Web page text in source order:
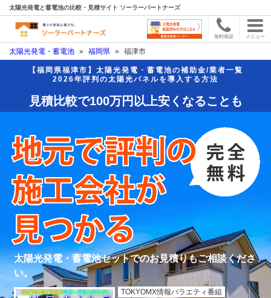
太陽光発電と蓄電池の比較・見積サイト ソーラーパートナーズ
無料相談 メニュー
太陽光発電・蓄電池 » 福岡県 » 福津市
【福岡県福津市】太陽光発電・蓄電池の補助金/業者一覧
2026年評判の太陽光パネルを導入する方法
見積比較で100万円以上安くなることも
太陽光発電・蓄電池セットでのお見積りもご相談くださ
い。
TOKYOMX情報バラエティ番組